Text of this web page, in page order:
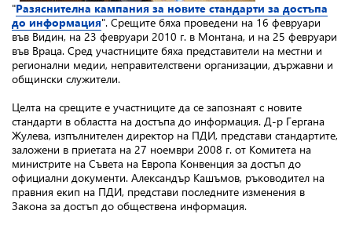
"Разяснителна кампания за новите стандарти за достъпа
до информация". Срещите бяха проведени на 16 февруари
във Видин, на 23 февруари 2010 г. в Монтана, и на 25 февруари
във Враца. Сред участниците бяха представители на местни и
регионални медии, неправителствени организации, държавни и
общински служители.
Целта на срещите е участниците да се запознаят с новите
стандарти в областта на достъпа до информация. Д-р Гергана
Жулева, изпълнителен директор на ПДИ, представи стандартите,
заложени в приетата на 27 ноември 2008 г. от Комитета на
министрите на Съвета на Европа Конвенция за достъп до
официални документи. Александър Кашъмов, ръководител на
правния екип на ПДИ, представи последните изменения в
Закона за достъп до обществена информация.